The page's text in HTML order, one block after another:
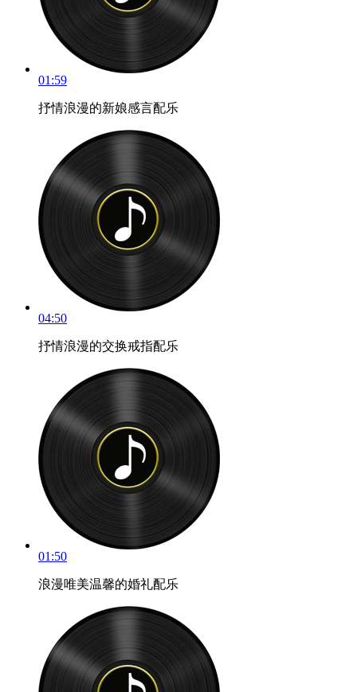
01:59
抒情浪漫的新娘感言配乐
04:50
抒情浪漫的交换戒指配乐
01:50
浪漫唯美温馨的婚礼配乐